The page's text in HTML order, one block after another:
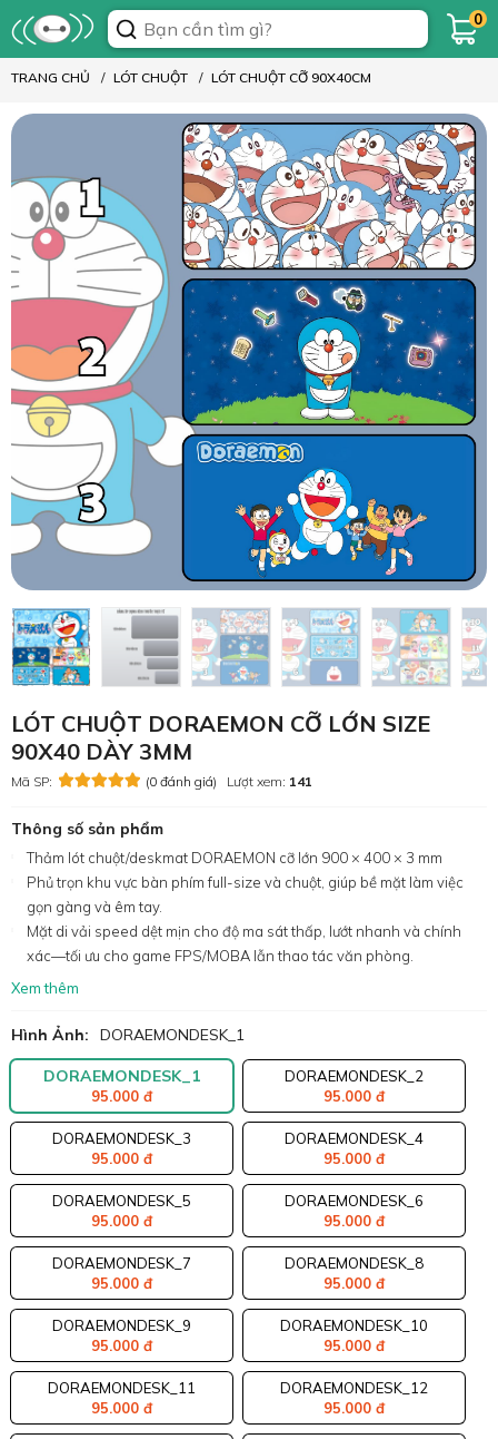
0
TRANG CHỦ LÓT CHUỘT LÓT CHUỘT CỠ 90X40CM
LÓT CHUỘT DORAEMON CỠ LỚN SIZE
90X40 DÀY 3MM
Mã SP: (0 đánh giá) Lượt xem: 141
Thông số sản phẩm
Thảm lót chuột/deskmat DORAEMON cỡ lớn 900 × 400 × 3 mm
Phủ trọn khu vực bàn phím full-size và chuột, giúp bề mặt làm việc
gọn gàng và êm tay.
Mặt di vải speed dệt mịn cho độ ma sát thấp, lướt nhanh và chính
xác—tối ưu cho game FPS/MOBA lẫn thao tác văn phòng.
Xem thêm
Hình Ảnh: DORAEMONDESK_1
DORAEMONDESK_1
95.000 đ
DORAEMONDESK_2
95.000 đ
DORAEMONDESK_3
95.000 đ
DORAEMONDESK_4
95.000 đ
DORAEMONDESK_5
95.000 đ
DORAEMONDESK_6
95.000 đ
DORAEMONDESK_7
95.000 đ
DORAEMONDESK_8
95.000 đ
DORAEMONDESK_9
95.000 đ
DORAEMONDESK_10
95.000 đ
DORAEMONDESK_11
95.000 đ
DORAEMONDESK_12
95.000 đ